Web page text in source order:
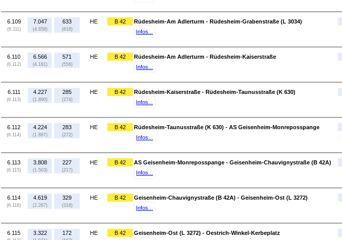
6.109
(6.111)
7.047
(4.658)
633
(618)
HE B 42
Rüdesheim-Am Adlerturm - Rüdesheim-Grabenstraße (L 3034)
Infos...
6.110
(6.112)
6.566
(4.181)
571
(556)
HE B 42
Rüdesheim-Am Adlerturm - Rüdesheim-Kaiserstraße
Infos...
6.111
(6.113)
4.227
(1.890)
285
(274)
HE B 42
Rüdesheim-Kaiserstraße - Rüdesheim-Taunusstraße (K 630)
Infos...
6.112
(6.114)
4.224
(1.887)
283
(272)
HE B 42
Rüdesheim-Taunusstraße (K 630) - AS Geisenheim-Monreposspange
Infos...
6.113
(6.115)
3.808
(1.503)
227
(217)
HE B 42
AS Geisenheim-Monreposspange - Geisenheim-Chauvignystraße (B 42A)
Infos...
6.114
(6.116)
4.619
(2.267)
329
(318)
HE B 42
Geisenheim-Chauvignystraße (B 42A) - Geisenheim-Ost (L 3272)
Infos...
6.115 3.322 172 HE B 42
Geisenheim-Ost (L 3272) - Oestrich-Winkel-Kerbeplatz